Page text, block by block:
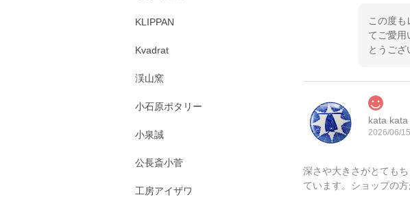
この度
てご愛用
とうご
kata kata
2026/06/15
深さや大きさがとても
ています。ショップの
KLIPPAN
Kvadrat
渓山窯
小石原ポタリー
小泉誠
公長斎小菅
工房アイザワ